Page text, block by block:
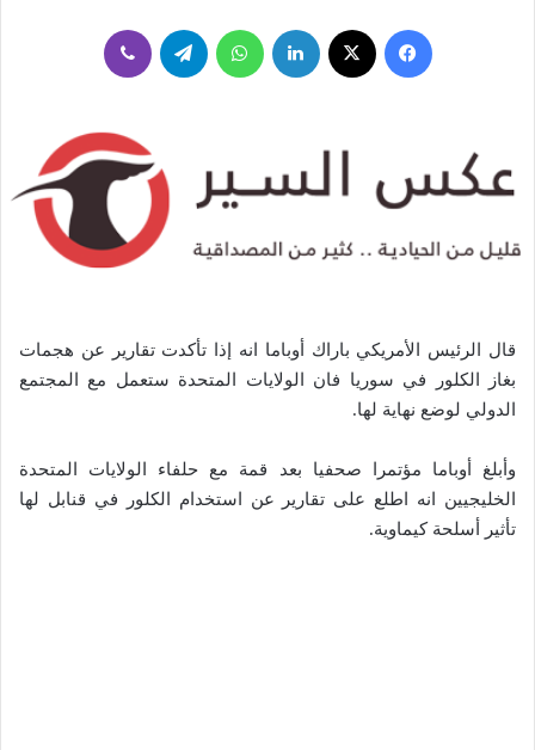
فيسبوك لينكدإن واتساب تيلقرام
قال الرئيس الأمريكي باراك أوباما انه إذا تأكدت تقارير عن هجمات
بغاز الكلور في سوريا فان الولايات المتحدة ستعمل مع المجتمع
الدولي لوضع نهاية لها.
وأبلغ أوباما مؤتمرا صحفيا بعد قمة مع حلفاء الولايات المتحدة
الخليجيين انه اطلع على تقارير عن استخدام الكلور في قنابل لها
تأثير أسلحة كيماوية.